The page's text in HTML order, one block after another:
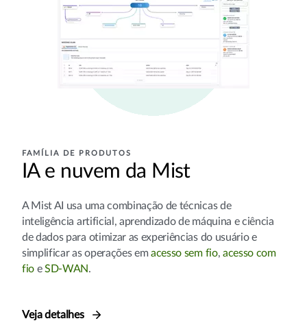
FAMÍLIA DE PRODUTOS
IA e nuvem da Mist
A Mist AI usa uma combinação de técnicas de
inteligência artificial, aprendizado de máquina e ciência
de dados para otimizar as experiências do usuário e
simplificar as operações emacesso sem fio, acesso com
fio eSD-WAN.
Veja detalhes